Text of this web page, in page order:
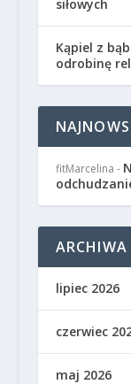
siłowych
Kąpiel z
odrobinę
fitMarcelina -
ARCHIWA
lipiec 2026
czerwiec
maj 2026